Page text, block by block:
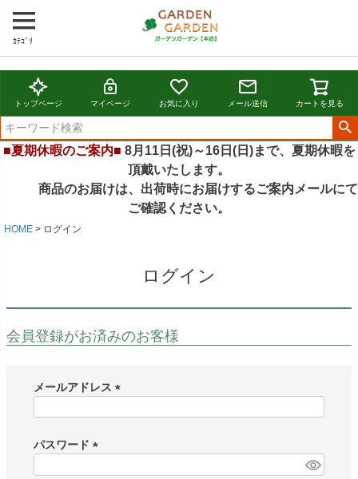
ｶﾃｺﾞﾘ
トップページ マイページ お気に入り メール送信 カートを見る
■夏期休暇のご案内■ 8月11日(祝)～16日(日)まで、夏期休暇を
頂戴いたします。
商品のお届けは、出荷時にお届けするご案内メールにて
ご確認ください。
HOME ログイン
ログイン
会員登録がお済みのお客様
メールアドレス
)
パスワード